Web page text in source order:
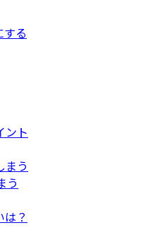
する
ント
まう
う
？